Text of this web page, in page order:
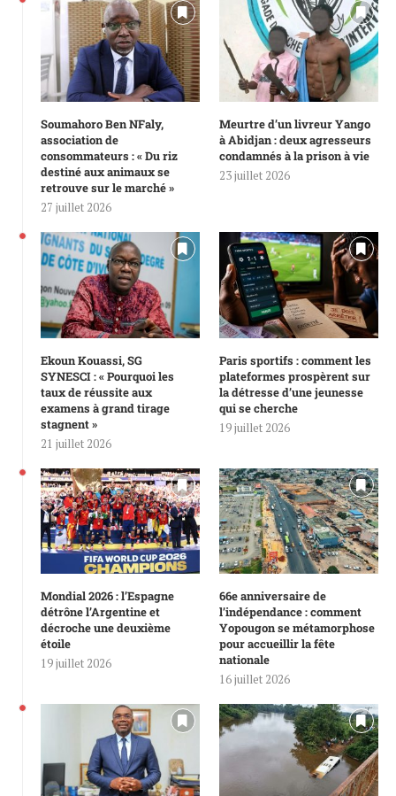
Soumahoro Ben NFaly,
association de
consommateurs : « Du riz
destiné aux animaux se
retrouve sur le marché »
27 juillet 2026
Meurtre d’un livreur Yango
à Abidjan : deux agresseurs
condamnés à la prison à vie
23 juillet 2026
Ekoun Kouassi, SG
SYNESCI : « Pourquoi les
taux de réussite aux
examens à grand tirage
stagnent »
21 juillet 2026
Paris sportifs : comment les
plateformes prospèrent sur
la détresse d’une jeunesse
qui se cherche
19 juillet 2026
Mondial 2026 : l’Espagne
détrône l’Argentine et
décroche une deuxième
étoile
19 juillet 2026
66e anniversaire de
l’indépendance : comment
Yopougon se métamorphose
pour accueillir la fête
nationale
16 juillet 2026